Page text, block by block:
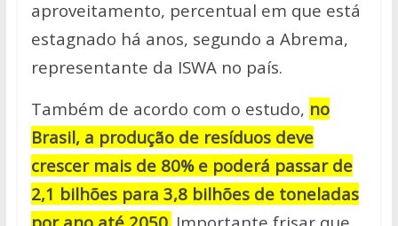
aproveitamento, percentual em que está
estagnado há anos, segundo a Abrema,
representante da ISWA no país.
Também de acordo com o estudo, no
Brasil, a produção de resíduos deve
crescer mais de 80% e poderá passar de
2,1 bilhões para 3,8 bilhões de toneladas